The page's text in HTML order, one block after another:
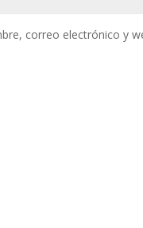
correo electrónico y